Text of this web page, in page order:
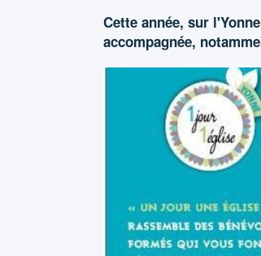
Cette année, sur
accompagnée,